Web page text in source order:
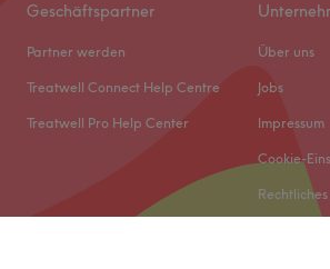
Geschäftspartner
Partner werden
Treatwell Connect Help Centre
Treatwell Pro Help Center
Über uns
Jobs
Impressum
Cookie-
Rechtliches